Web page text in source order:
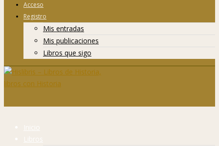
Acceso
Registro
Mis entradas
Mis publicaciones
Libros que sigo
Inicio
Libros